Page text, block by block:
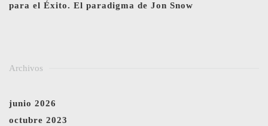
para el Éxito. El paradigma de Jon Snow
Archivos
junio 2026
octubre 2023